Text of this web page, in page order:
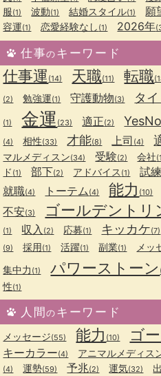
服(1) 波動(1) 結婚スタイル(1) 願
容運(1) 恋愛経験なし (1) 2026年
仕事のキーワード
仕事運 (14) 天職(11) 転職
(2) 勉強運(1) 守護動物(3) タ
(1) 金運 (23) 適正(2) YesNo
(4) 相性(33) 才能(8) 上司 (4)
マルメディスン(34) 受験(2) 会社
ド (1) 部下(2) アドバイス (1) 試練
就職(4) トーテム(4) 能力 (10)
不安(3) ゴールデントリ
(1) 収入 (2) 応募(1) キッカケ(7)
(9) 採用(1) 活躍(1) 副業(1) メッ
集中力 (1) パワーストーン
性(1)
人間のキーワード
メッセージ(55) 能力 (10) ゴ
キーカラー(4) アニマルメディス
(4) 運勢(59) 予兆(2) 運気(32)